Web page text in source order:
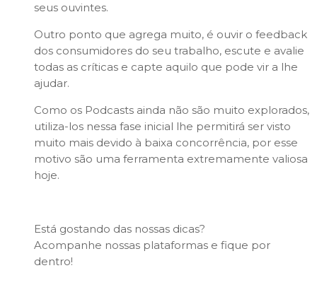
seus ouvintes.
Outro ponto que agrega muito, é ouvir o feedback
dos consumidores do seu trabalho, escute e avalie
todas as críticas e capte aquilo que pode vir a lhe
ajudar.
Como os Podcasts ainda não são muito explorados,
utiliza-los nessa fase inicial lhe permitirá ser visto
muito mais devido à baixa concorrência, por esse
motivo são uma ferramenta extremamente valiosa
hoje.
Está gostando das nossas dicas?
Acompanhe nossas plataformas e fique por
dentro!